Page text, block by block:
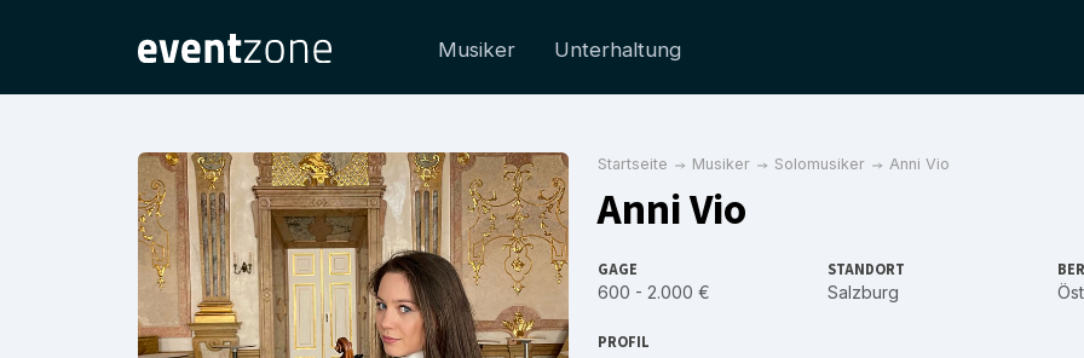
Musiker Unterhaltung
Startseite Musiker Solomusiker Anni Vio
Anni Vio
GAGE
600 - 2.000 €
STANDORT
Salzburg
PROFIL